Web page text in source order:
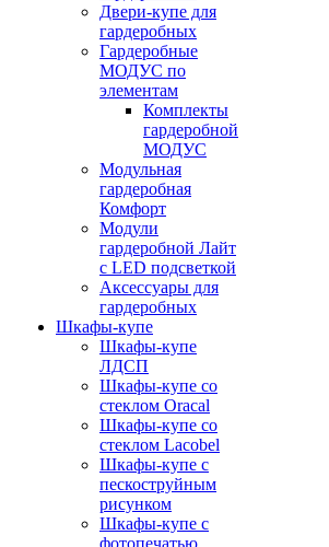
Двери-купе для
гардеробных
Гардеробные
МОДУС по
элементам
Комплекты
гардеробной
МОДУС
Модульная
гардеробная
Комфорт
Модули
гардеробной Лайт
с LED подсветкой
Аксессуары для
гардеробных
Шкафы-купе
Шкафы-купе
ЛДСП
Шкафы-купе со
стеклом Oracal
Шкафы-купе со
стеклом Lacobel
Шкафы-купе с
пескоструйным
рисунком
Шкафы-купе с
фотопечатью